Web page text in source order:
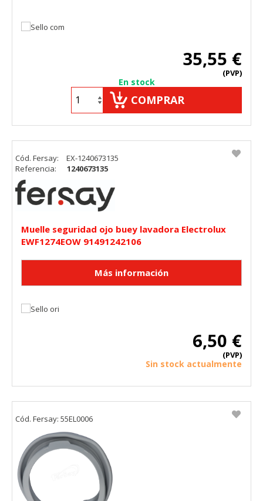
35,55 €
(PVP)
En stock
COMPRAR
Muelle seguridad ojo buey lavadora Electrolux
EWF1274EOW 91491242106
6,50 €
(PVP)
Sin stock actualmente
Cód. Fersay:
EX-1240673135
Referencia:
1240673135
Cód. Fersay: 55EL0006
Estas cookies son necesarias para que el sitio web
Puede configurar su navegador para bloquear o alertar
sobre estas cookies, pero alguna áreas del sitio no
funcionarán. Estas cookies no almacenan ninguna
información de identificación personal.
wp-settings-time-1, _evCo, _evCoLT
Cookies de rendimiento
Estas cookies nos permiten contar las visitas y fuentes de
tráfico para poder evaluar el rendimiento de nuestro sitio y
mejorarlo. Nos ayudan a saber qué páginas son las más o
menos visitadas, y cómo los visitantes navegan por el sitio.
Toda la información que recogen estas cookies es
agregada y, por lo tanto, es anónima.